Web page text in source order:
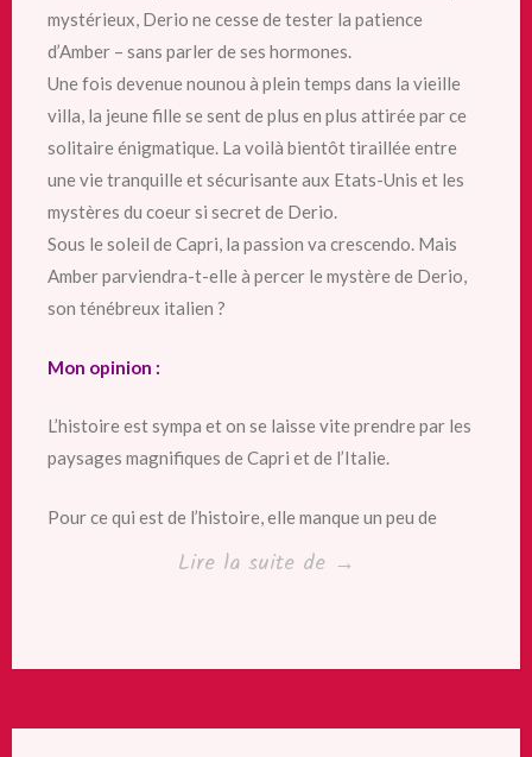
mystérieux, Derio ne cesse de tester la patience
d’Amber – sans parler de ses hormones.
Une fois devenue nounou à plein temps dans la vieille
villa, la jeune fille se sent de plus en plus attirée par ce
solitaire énigmatique. La voilà bientôt tiraillée entre
une vie tranquille et sécurisante aux Etats-Unis et les
mystères du coeur si secret de Derio.
Sous le soleil de Capri, la passion va crescendo. Mais
Amber parviendra-t-elle à percer le mystère de Derio,
son ténébreux italien ?
Mon opinion :
L’histoire est sympa et on se laisse vite prendre par les
paysages magnifiques de Capri et de l’Italie.
Pour ce qui est de l’histoire, elle manque un peu de
Lire la suite de « A
du
→